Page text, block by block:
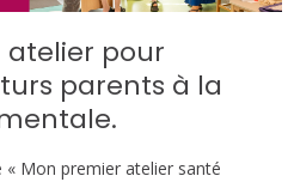
atelier pour
parents à la
« Mon premier atelier santé